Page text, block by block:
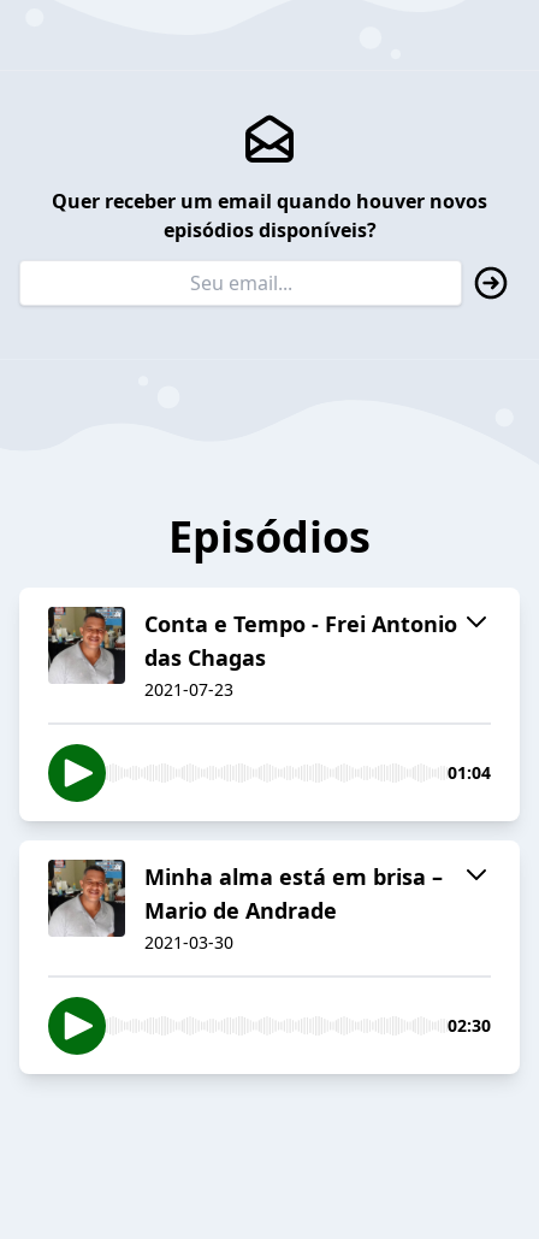
Quer receber um email quando houver novos
episódios disponíveis?
Episódios
Conta e Tempo - Frei Antonio
das Chagas
2021-07-23
01:04
Minha alma está em brisa –
Mario de Andrade
2021-03-30
02:30